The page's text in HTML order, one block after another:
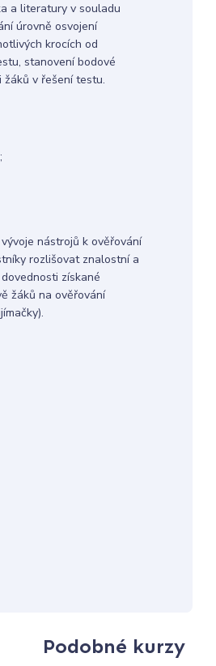
a literatury v souladu
úrovně osvojení
krocích od
stanovení bodové
v řešení testu.
nástrojů k ověřování
rozlišovat znalostní a
získané
žáků na ověřování
Podobné kurzy